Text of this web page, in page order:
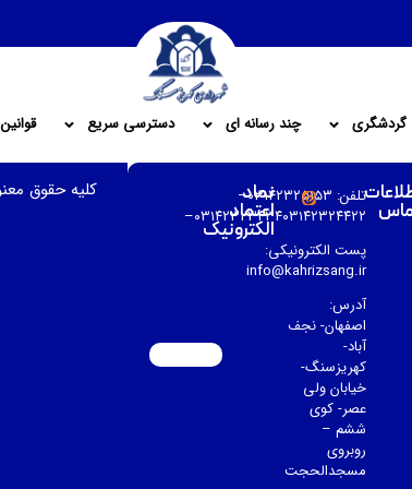
گردشگری چند رسانه ای دسترسی سریع
تلفن: ۰۳۱۴۲۳۲۵۱۵۳–
۰۳۱۴۲۳۲۳۴۳۴۰۳۱۴۲۳۲۴۴۲۲–
پست الکترونیکی:
info@kahrizsang.ir
آدرس:
اصفهان- نجف
آباد-
کهریزسنگ-
خیابان ولی
عصر- کوی
ششم –
روبروی
مسجدالحجت
نماد
اعتماد
الکترونیک
کلیه حقوق